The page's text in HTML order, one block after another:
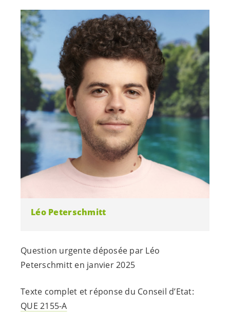
Léo Peterschmitt
Question urgente déposée par Léo
Peterschmitt en janvier 2025
Texte complet et réponse du Conseil d’Etat:
QUE 2155-A